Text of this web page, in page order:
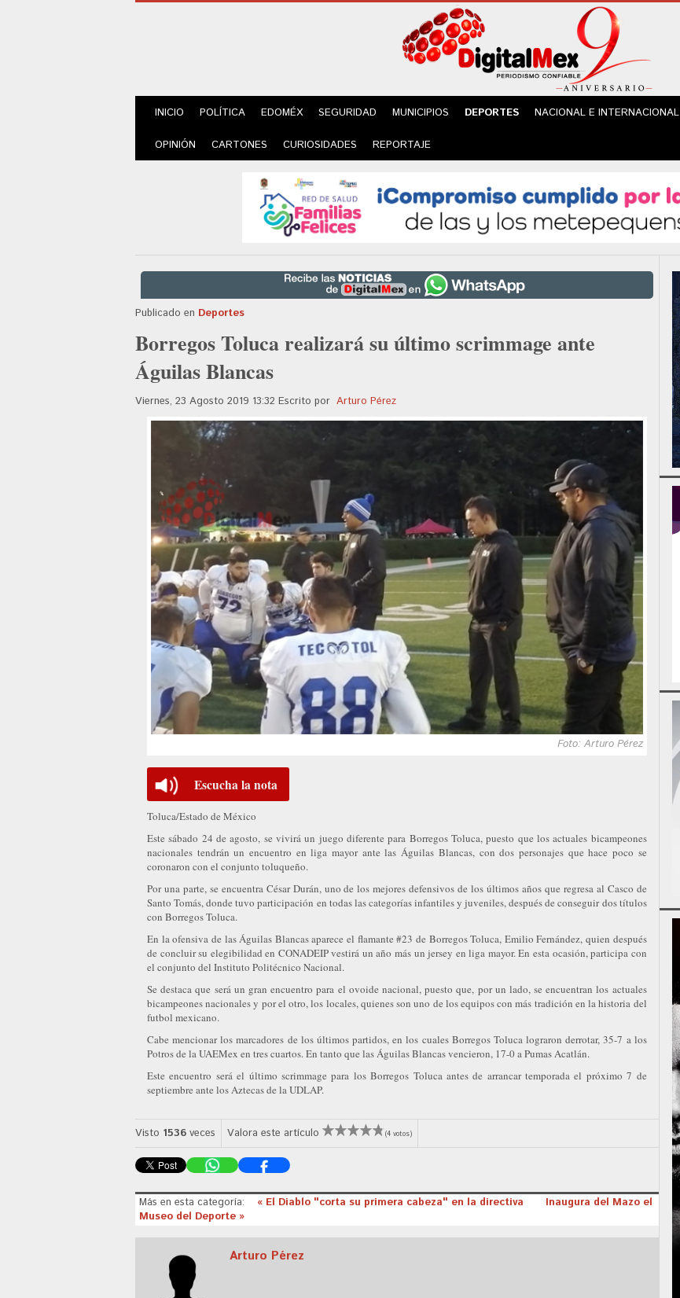
INICIO POLÍTICA EDOMÉX SEGURIDAD MUNICIPIOS DEPORTES NACIONAL E INTERNACIONAL
OPINIÓN CARTONES CURIOSIDADES REPORTAJE
Publicado en Deportes
Borregos Toluca realizará su último scrimmage ante
Águilas Blancas
Viernes, 23 Agosto 2019 13:32 Escrito por Arturo Pérez
Foto: Arturo Pérez
Escucha la nota
Toluca/Estado de México
Este sábado 24 de agosto, se vivirá un juego diferente para Borregos Toluca, puesto que los actuales bicampeones
nacionales tendrán un encuentro en liga mayor ante las Águilas Blancas, con dos personajes que hace poco se
coronaron con el conjunto toluqueño.
Por una parte, se encuentra César Durán, uno de los mejores defensivos de los últimos años que regresa al Casco de
Santo Tomás, donde tuvo participación en todas las categorías infantiles y juveniles, después de conseguir dos títulos
con Borregos Toluca.
En la ofensiva de las Águilas Blancas aparece el flamante #23 de Borregos Toluca, Emilio Fernández, quien después
de concluir su elegibilidad en CONADEIP vestirá un año más un jersey en liga mayor. En esta ocasión, participa con
el conjunto del Instituto Politécnico Nacional.
Se destaca que será un gran encuentro para el ovoide nacional, puesto que, por un lado, se encuentran los actuales
bicampeones nacionales y por el otro, los locales, quienes son uno de los equipos con más tradición en la historia del
futbol mexicano.
Cabe mencionar los marcadores de los últimos partidos, en los cuales Borregos Toluca lograron derrotar, 35-7 a los
Potros de la UAEMex en tres cuartos. En tanto que las Águilas Blancas vencieron, 17-0 a Pumas Acatlán.
Este encuentro será el último scrimmage para los Borregos Toluca antes de arrancar temporada el próximo 7 de
septiembre ante los Aztecas de la UDLAP.
Visto 1536 veces Valora este artículo (4 votos)
Más en esta categoría: « El Diablo "corta su primera cabeza" en la directiva
Inaugura del Mazo el
Museo del Deporte »
Arturo Pérez